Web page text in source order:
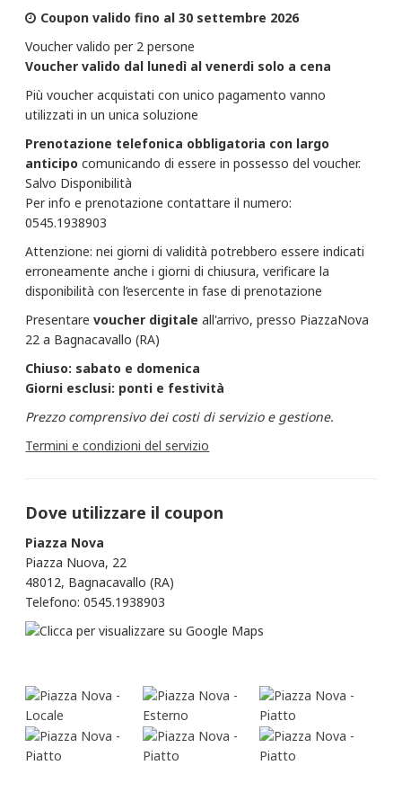
Coupon valido fino al 30 settembre 2026
Voucher valido per 2 persone
Voucher valido dal lunedì al venerdi solo a cena
Più voucher acquistati con unico pagamento vanno
utilizzati in un unica soluzione
Prenotazione telefonica obbligatoria con largo
anticipocomunicando di essere in possesso del voucher.
Salvo Disponibilità
Per info e prenotazione contattare il numero:
0545.1938903
Attenzione: nei giorni di validità potrebbero essere indicati
erroneamente anche i giorni di chiusura, verificare la
disponibilità con l’esercente in fase di prenotazione
Presentare voucher digitale all'arrivo, presso PiazzaNova
22 a Bagnacavallo (RA)
Chiuso: sabato e domenica
Giorni esclusi: ponti e festività
Prezzo comprensivo dei costi di servizio e gestione.
Termini e condizioni del servizio
Dove utilizzare il coupon
Piazza Nova
Piazza Nuova, 22
48012, Bagnacavallo (RA)
Telefono: 0545.1938903